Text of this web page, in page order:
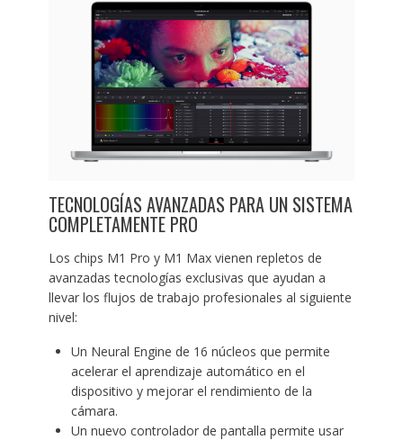
TECNOLOGÍAS AVANZADAS PARA UN SISTEMA
COMPLETAMENTE PRO
Los chips M1 Pro y M1 Max vienen repletos de
avanzadas tecnologías exclusivas que ayudan a
llevar los flujos de trabajo profesionales al siguiente
nivel:
Un Neural Engine de 16 núcleos que permite
acelerar el aprendizaje automático en el
dispositivo y mejorar el rendimiento de la
cámara.
Un nuevo controlador de pantalla permite usar